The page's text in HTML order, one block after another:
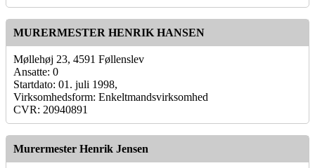
MURERMESTER HENRIK HANSEN
Møllehøj 23, 4591 Føllenslev
Ansatte: 0
Startdato: 01. juli 1998,
Virksomhedsform: Enkeltmandsvirksomhed
CVR: 20940891
Murermester Henrik Jensen